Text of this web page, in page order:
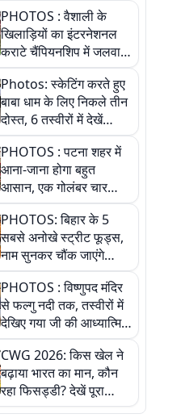
PHOTOS : वैशाली के
खिलाड़ियों का इंटरनेशनल
कराटे चैंपियनशिप में जलवा,
जीते 9 पदक, पांच तस्वीर से
देखिए पूरा खेल
Photos: स्केटिंग करते हुए
बाबा धाम के लिए निकले तीन
दोस्त, 6 तस्वीरों में देखें
आस्था और जुनून की कहानी
PHOTOS : पटना शहर में
आना-जाना होगा बहुत
आसान, एक गोलंबर चार
फ्लाईओवर को जोड़ेगा
PHOTOS: बिहार के 5
सबसे अनोखे स्ट्रीट फूड्स,
नाम सुनकर चौंक जाएंगे
लेकिन स्वाद ऐसा कि बार-बार
खाने का करेगा मन
PHOTOS : विष्णुपद मंदिर
से फल्गु नदी तक, तस्वीरों में
देखिए गया जी की आध्यात्मिक
पहचान
CWG 2026: किस खेल ने
बढ़ाया भारत का मान, कौन
रहा फिसड्डी? देखें पूरा
रिपोर्ट कार्ड